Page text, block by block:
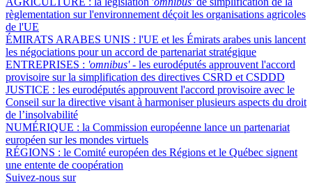
règlementation sur l'environnement déçoit les organisations agricoles
de l'UE
ÉMIRATS ARABES UNIS : l'UE et les Émirats arabes unis lancent
les négociations pour un accord de partenariat stratégique
ENTREPRISES : 'omnibus'- les eurodéputés approuvent l'accord
provisoire sur la simplification des directives CSRD et CSDDD
JUSTICE : les eurodéputés approuvent l'accord provisoire avec le
Conseil sur la directive visant à harmoniser plusieurs aspects du droit
de l’insolvabilité
NUMÉRIQUE : la Commission européenne lance un partenariat
européen sur les mondes virtuels
RÉGIONS : le Comité européen des Régions et le Québec signent
une entente de coopération
Suivez-nous sur